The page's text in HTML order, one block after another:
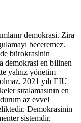
demokrasi. Zira
beceremez.
bürokrasinin
demokrasi en bilinen
yalnız yönetim
2021 yılı EIU
sıralamasının en
az evvel
Demokrasinin
sistemdir.